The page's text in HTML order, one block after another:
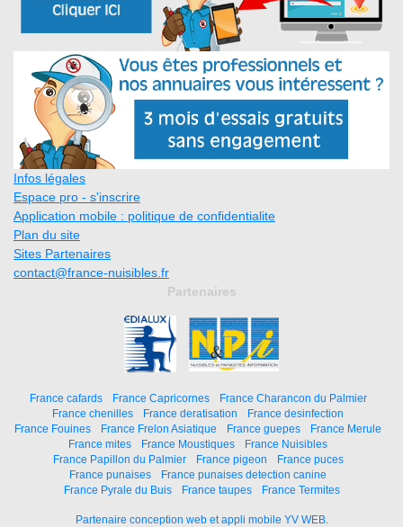
Infos légales
Espace pro - s'inscrire
Application mobile : politique de confidentialite
Plan du site
Sites Partenaires
contact@france-nuisibles.fr
Partenaires
France cafards France Capricornes
France Charancon du Palmier
France chenilles
France deratisation
France desinfection
France Fouines
France Frelon Asiatique France guepes
France Merule
France mites
France Moustiques
France Nuisibles
France Papillon du Palmier
France pigeon
France puces
France punaises
France punaises detection canine
France Pyrale du Buis
France taupes France Termites
Partenaire conception web et appli mobile YV WEB.